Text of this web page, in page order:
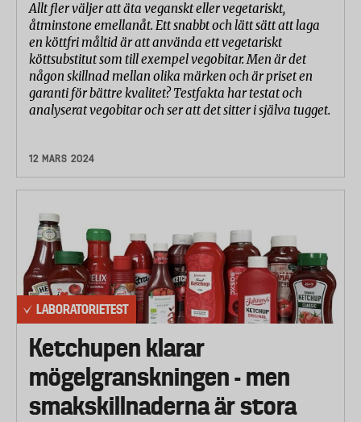
Allt fler väljer att äta veganskt eller vegetariskt,
åtminstone emellanåt. Ett snabbt och lätt sätt att laga
en köttfri måltid är att använda ett vegetariskt
köttsubstitut som till exempel vegobitar. Men är det
någon skillnad mellan olika märken och är priset en
garanti för bättre kvalitet? Testfakta har testat och
analyserat vegobitar och ser att det sitter i själva tugget.
12 MARS 2024
LABORATORIETEST
Ketchupen klarar
mögelgranskningen - men
smakskillnaderna är stora